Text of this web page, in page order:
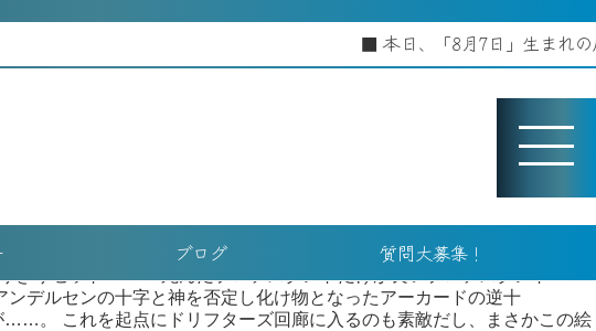
本日、「8月7日」生まれの
ブログ 質問大募集！
すフォンスティーヴです。 デン！(和太鼓の効果音) ということで今回
にはすでにごった返すほどの行列がありました……。 なんと漫画の展覧会
ませてくれるとのこと。どうやらガイドには一切役立たないという触れ
の音声ガイドでした(笑) さて、博覧會で最初にお出迎えしてきたのは第
ーディーでスタイリッシュな展開、ワクワク感が止まらなかったのを
何よりも壮観だったのはこのヘルシングヒストリー！！！ ヴラド三世や
る……。 壮観だ……。 音楽好きとしてやっぱり外せないのはデアフライ
客が魔弾の射手ってのがクソ熱いんですよ！！！！！(クソデカ声) ふ
デルセンの十字と神を否定し化け物となったアーカードの逆十
。 これを起点にドリフターズ回廊に入るのも素敵だし、まさかこの絵